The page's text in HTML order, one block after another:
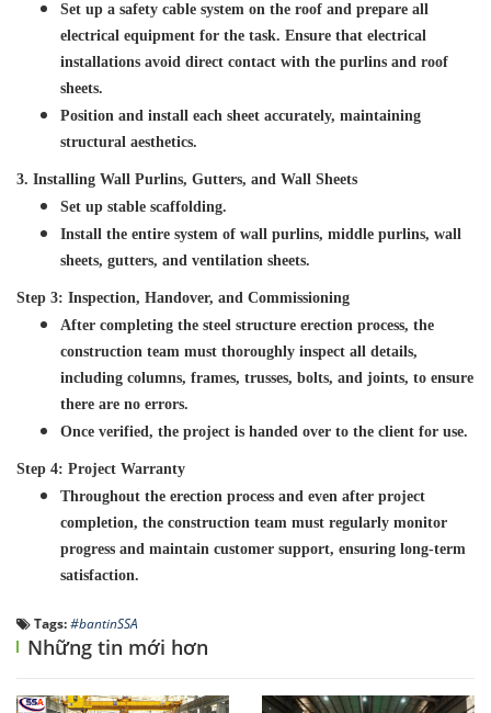
Set up a safety cable system on the roof and prepare all
electrical equipment for the task. Ensure that electrical
installations avoid direct contact with the purlins and roof
sheets.
Position and install each sheet accurately, maintaining
structural aesthetics.
3. Installing Wall Purlins, Gutters, and Wall Sheets
Set up stable scaffolding.
Install the entire system of wall purlins, middle purlins, wall
sheets, gutters, and ventilation sheets.
Step 3: Inspection, Handover, and Commissioning
After completing the steel structure erection process, the
construction team must thoroughly inspect all details,
including columns, frames, trusses, bolts, and joints, to ensure
there are no errors.
Once verified, the project is handed over to the client for use.
Step 4: Project Warranty
Throughout the erection process and even after project
completion, the construction team must regularly monitor
progress and maintain customer support, ensuring long-term
satisfaction.
Tags:#bantinSSA
Những tin mới hơn